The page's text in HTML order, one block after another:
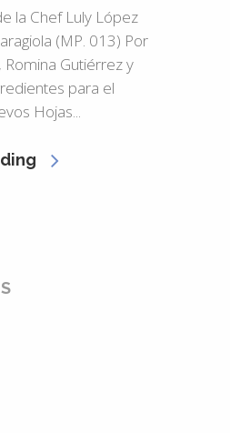
la Chef Luly López
(MP. 013) Por
Romina Gutiérrez y
para el
Hojas...